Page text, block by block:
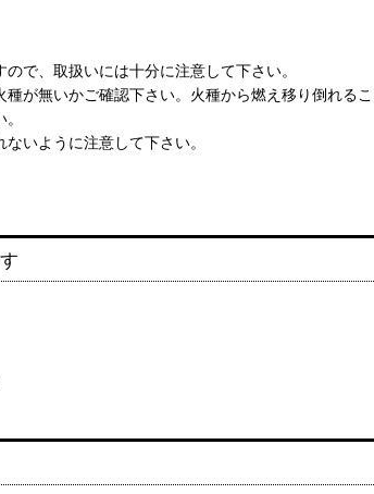
で、取扱いには十分に注意して下さい。
が無いかご確認下さい。火種から燃え移り倒れるこ
いように注意して下さい。